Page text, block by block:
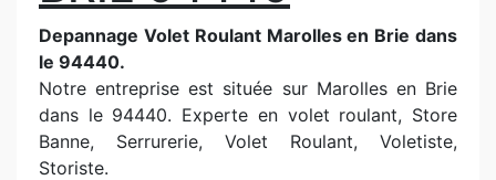
Depannage Volet Roulant Marolles en Brie dans
le 94440.
Notre entreprise est située sur Marolles en Brie
dans le 94440. Experte en volet roulant, Store
Banne, Serrurerie, Volet Roulant, Voletiste,
Storiste.